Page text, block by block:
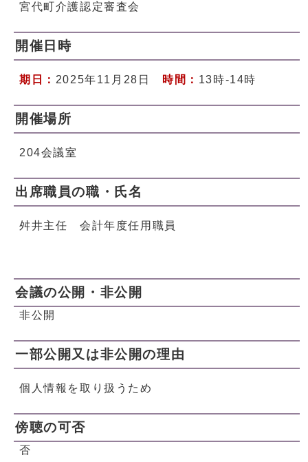
宮代町介護認定審査会
開催日時
期日： 2025年11月28日 時間： 13時-14時
開催場所
204会議室
出席職員の職・氏名
舛井主任 会計年度任用職員
会議の公開・非公開
非公開
一部公開又は非公開の理由
個人情報を取り扱うため
傍聴の可否
否